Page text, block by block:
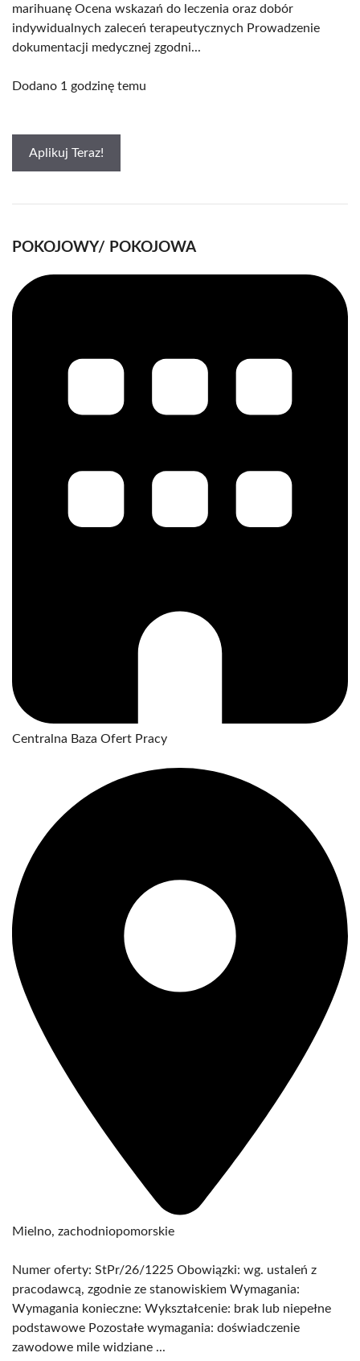
marihuanę Ocena wskazań do leczenia oraz dobór
indywidualnych zaleceń terapeutycznych Prowadzenie
dokumentacji medycznej zgodni...
Dodano 1 godzinę temu
Aplikuj Teraz!
POKOJOWY/ POKOJOWA
Centralna Baza Ofert Pracy
Mielno, zachodniopomorskie
Numer oferty: StPr/26/1225 Obowiązki: wg. ustaleń z
pracodawcą, zgodnie ze stanowiskiem Wymagania:
Wymagania konieczne: Wykształcenie: brak lub niepełne
podstawowe Pozostałe wymagania: doświadczenie
zawodowe mile widziane ...